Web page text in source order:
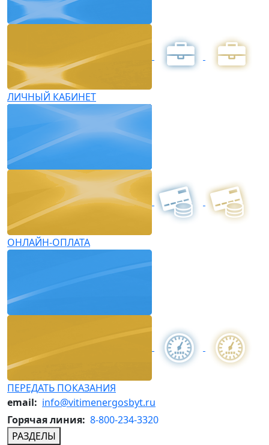
ЛИЧНЫЙ КАБИНЕТ
ОНЛАЙН-ОПЛАТА
ПЕРЕДАТЬ ПОКАЗАНИЯ
email: info@vitimenergosbyt.ru
Горячая линия: 8-800-234-3320
РАЗДЕЛЫ